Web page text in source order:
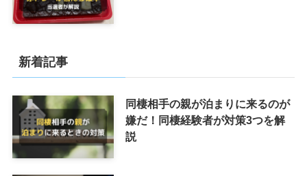
新着記事
同棲相手の親が泊まりに来るのが
嫌だ！同棲経験者が対策3つを解
説